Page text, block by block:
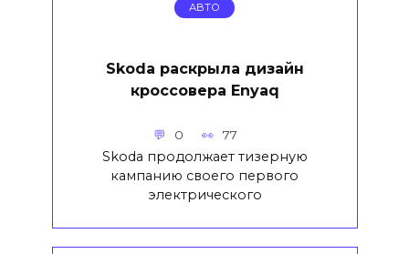
АВТО
Skoda раскрыла дизайн
кроссовера Enyaq
0 77
Skoda продолжает тизерную
кампанию своего первого
электрического